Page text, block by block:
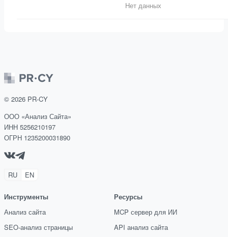
Нет данных
© 2026 PR-CY
ООО «Анализ Сайта»
ИНН 5256210197
ОГРН 1235200031890
RU EN
Инструменты
Анализ сайта
SEO-анализ страницы
Ресурсы
MCP сервер для ИИ
API анализ сайта